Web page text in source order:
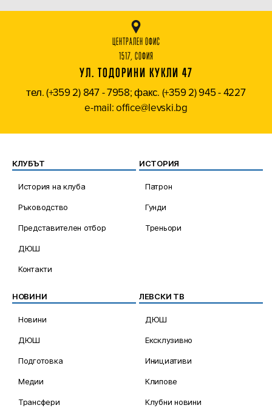
ЦЕНТРАЛЕН ОФИС
1517, СОФИЯ
УЛ. ТОДОРИНИ КУКЛИ 47
тел. (+359 2) 847 - 7958; факс. (+359 2) 945 - 4227
e-mail: office@levski.bg
КЛУБЪТ
История на клуба
Ръководство
Представителен отбор
ДЮШ
Контакти
ИСТОРИЯ
Патрон
Гунди
Треньори
НОВИНИ
Новини
ДЮШ
Подготовка
Медии
Трансфери
ЛЕВСКИ ТВ
ДЮШ
Ексклузивно
Инициативи
Клипове
Клубни новини